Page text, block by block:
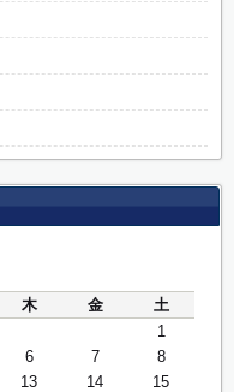
木 金 土
1
6 7
8
13 14
15